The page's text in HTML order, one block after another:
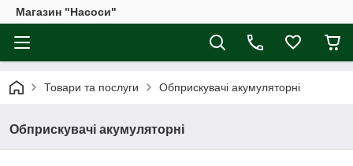
Магазин "Насоси"
Товари та послуги Обприскувачі акумуляторні
Обприскувачі акумуляторні